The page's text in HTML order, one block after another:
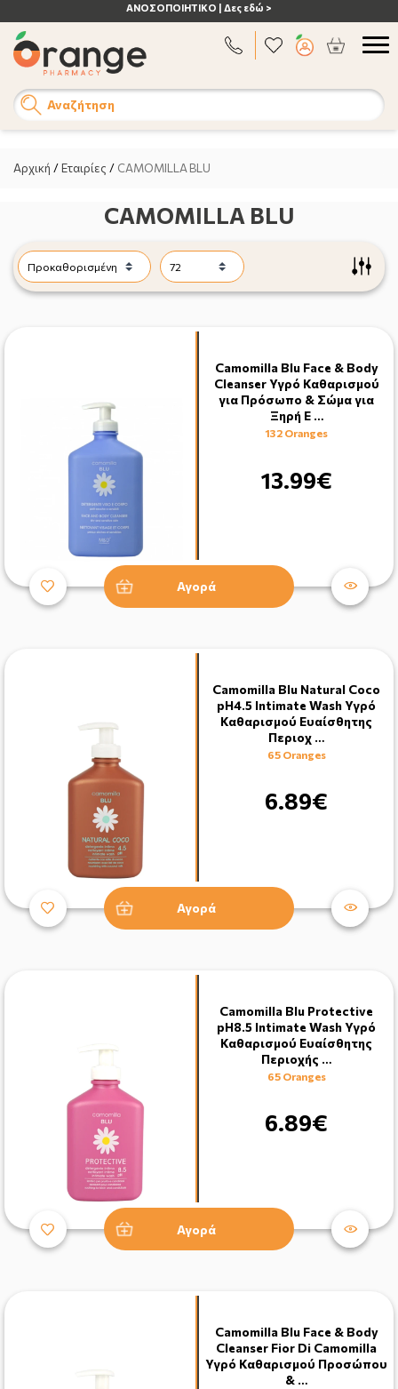
ΑΝΟΣΟΠΟΙΗΤΙΚΟ | Δες εδώ >
Αναζήτηση
Αρχική /Εταιρίες / CAMOMILLA BLU
CAMOMILLA BLU
Camomilla Blu Face & Body
Cleanser Υγρό Καθαρισμού
για Πρόσωπο & Σώμα για
Ξηρή Ε …
132 Oranges
13.99€
Αγορά
Camomilla Blu Natural Coco
pH4.5 Intimate Wash Υγρό
Καθαρισμού Ευαίσθητης
Περιοχ …
65 Oranges
6.89€
Αγορά
Camomilla Blu Protective
pH8.5 Intimate Wash Υγρό
Καθαρισμού Ευαίσθητης
Περιοχής …
65 Oranges
6.89€
Αγορά
Camomilla Blu Face & Body
Cleanser Fior Di Camomilla
Υγρό Καθαρισμού Προσώπου
& …